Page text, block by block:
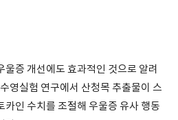
증 개선에도 효과적인 것으로 알려
영실험 연구에서 산청목 추출물이 스
카인 수치를 조절해 우울증 유사 행동